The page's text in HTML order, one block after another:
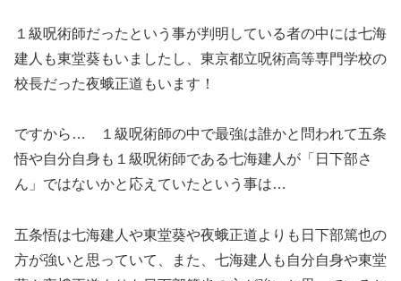
１級呪術師だったという事が判明している者の中には七海
建人も東堂葵もいましたし、東京都立呪術高等専門学校の
校長だった夜蛾正道もいます！
ですから… １級呪術師の中で最強は誰かと問われて五条
悟や自分自身も１級呪術師である七海建人が「日下部さ
ん」ではないかと応えていたという事は…
五条悟は七海建人や東堂葵や夜蛾正道よりも日下部篤也の
方が強いと思っていて、また、七海建人も自分自身や東堂